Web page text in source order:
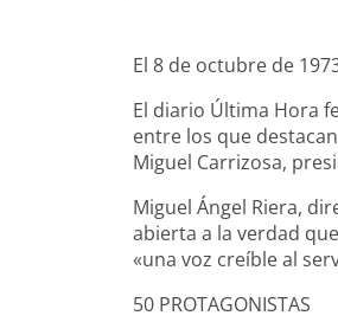
El 8 de octubre de
El diario Última Hora
entre los que
Miguel Carrizosa,
Miguel Ángel Riera,
abierta a la verdad
«una voz creíble al
50 PROTAGONISTAS